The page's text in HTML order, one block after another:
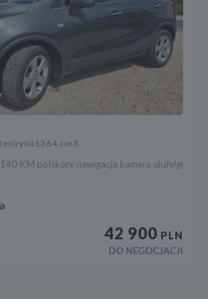
1364 cm3
KM półskóry nawigacja kamera alufelgi
42 900 PLN
DO NEGOCJACJI